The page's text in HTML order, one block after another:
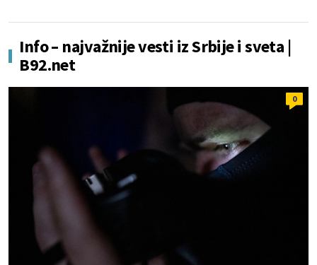
Info – najvažnije vesti iz Srbije i sveta |
B92.net
0